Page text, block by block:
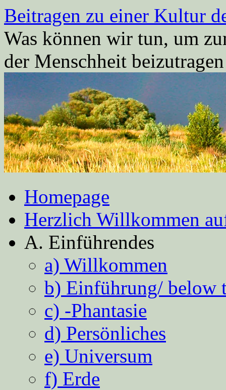
Zum
Inhalt
springen
Beitragen zu einer Kultur
Was können wir tun, um
der Menschheit
Homepage
Herzlich Willkommen
A. Einführendes
a) Willkommen
b) Einführung/ below
c) -Phantasie
d) Persönliches
e) Universum
f) Erde